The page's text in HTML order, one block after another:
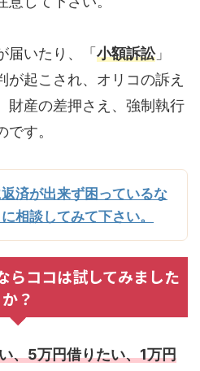
届いたり、「 小額訴訟」
が起こされ、オリコの訴え
財産の差押さえ、強制執行
す。
済が出来ず困っているな
相談してみて下さい。
らココは試してみました
か？
、5万円借りたい、1万円